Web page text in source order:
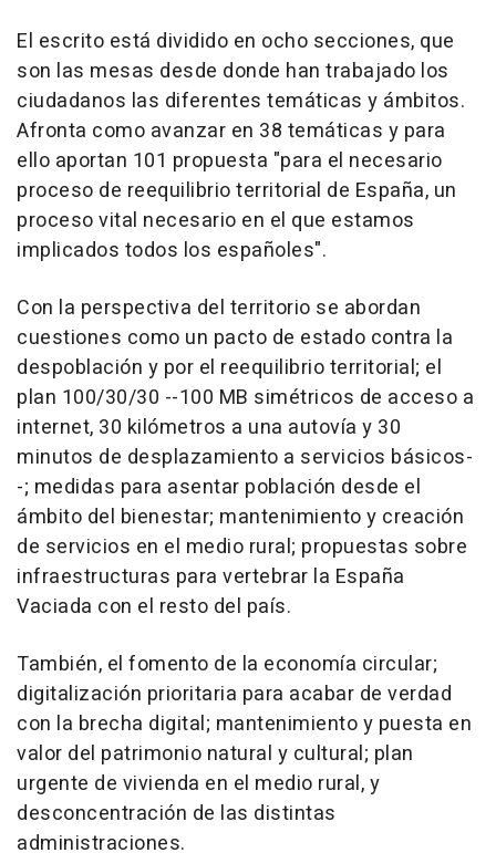
El escrito está dividido en ocho secciones, que
son las mesas desde donde han trabajado los
ciudadanos las diferentes temáticas y ámbitos.
Afronta como avanzar en 38 temáticas y para
ello aportan 101 propuesta "para el necesario
proceso de reequilibrio territorial de España, un
proceso vital necesario en el que estamos
implicados todos los españoles".
Con la perspectiva del territorio se abordan
cuestiones como un pacto de estado contra la
despoblación y por el reequilibrio territorial; el
plan 100/30/30 --100 MB simétricos de acceso a
internet, 30 kilómetros a una autovía y 30
minutos de desplazamiento a servicios básicos-
-; medidas para asentar población desde el
ámbito del bienestar; mantenimiento y creación
de servicios en el medio rural; propuestas sobre
infraestructuras para vertebrar la España
Vaciada con el resto del país.
También, el fomento de la economía circular;
digitalización prioritaria para acabar de verdad
con la brecha digital; mantenimiento y puesta en
valor del patrimonio natural y cultural; plan
urgente de vivienda en el medio rural, y
desconcentración de las distintas
administraciones.